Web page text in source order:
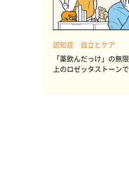
認知症 自立とケア
「薬飲んだっけ」の無
上のロゼッタストーン